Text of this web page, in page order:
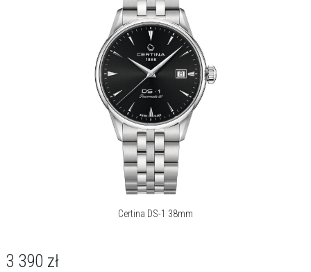
Monochromatyczna czerń tarczy tworzy scenę dla ascetycznej
kompozycji, w której każdy detal ma swoje precyzyjnie określone
miejsce. Smukłe, nakładane indeksy i subtelne wskazówki zdają się
unosić nad jej głęboką powierzchnią. Wzrok naturalnie kieruje się ku
godzinie szóstej, gdzie powiększony datownik „Big Date” stanowi
wyrazisty i czytelny akcent - przełamując symetrię w sposób
przemyślany i zdecydowanie nowoczesny.
Klasyczna, okrągła forma koperty o średnicy 41 mm została w
całości wykonana ze stali szlachetnej i pokryta trwałą, czarną
powłoką PVD. Wyraźny kontrast pomiędzy powierzchniami
polerowanymi a szczotkowanymi nadaje jej nowoczesny, miejski
antyrefleksyjną, a całość spoczywa na stalowej bransolecie, również
Certina DS-1 38mm
3 390 zł